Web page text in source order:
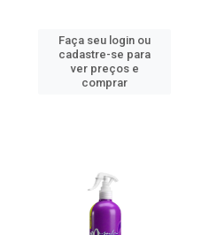
Faça seu login ou
cadastre-se para
ver preços e
comprar